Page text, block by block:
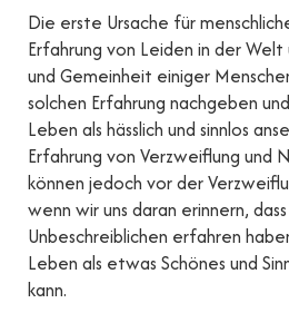
Die erste Ursache für
Erfahrung von Leiden in der
und Gemeinheit einiger
solchen Erfahrung nachgeben
Leben als hässlich und sinnlos
Erfahrung von Verzweiflung und
können jedoch vor der
wenn wir uns daran erinnern,
Unbeschreiblichen erfahren
Leben als etwas Schönes und
kann.